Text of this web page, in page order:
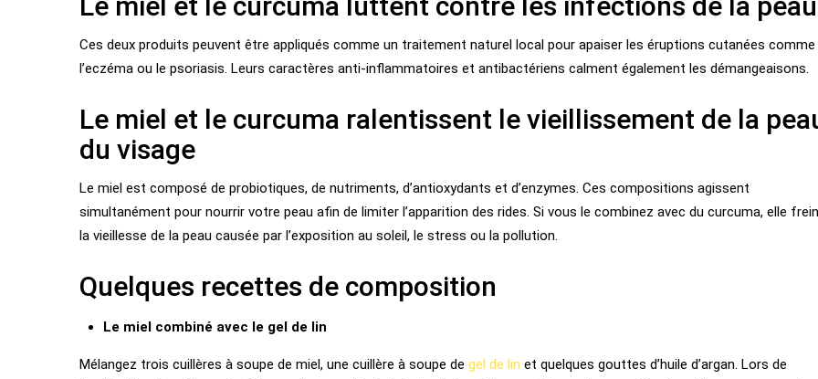
Ces deux produits peuvent être appliqués comme un traitement naturel local pour apaiser les éruptions cutanées comme
l’eczéma ou le psoriasis. Leurs caractères anti-inflammatoires et antibactériens calment également les démangeaisons.
Le miel et le curcuma ralentissent le vieillissement de la
du visage
Le miel est composé de probiotiques, de nutriments, d’antioxydants et d’enzymes. Ces compositions agissent
simultanément pour nourrir votre peau afin de limiter l’apparition des rides. Si vous le combinez avec du curcuma, elle
la vieillesse de la peau causée par l’exposition au soleil, le stress ou la pollution.
Quelques recettes de composition
Le miel combiné avec le gel de lin
Mélangez trois cuillères à soupe de miel, une cuillère à soupe de gel de lin et quelques gouttes d’huile d’argan. Lors de